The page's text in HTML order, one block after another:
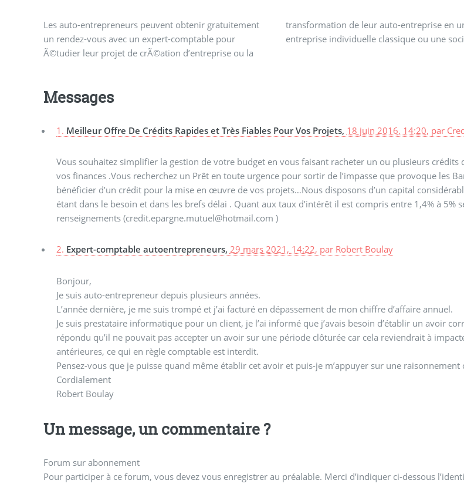
Les auto-entrepreneurs peuvent obtenir gratuitement
un rendez-vous avec un expert-comptable pour
Ã©tudier leur projet de crÃ©ation d’entreprise ou la
transformation de leur auto-entreprise en une
entreprise individuelle classique ou une
Messages
1. Meilleur Offre De Crédits Rapides et Très Fiables Pour Vos Projets, 18 juin 2016, 14:20, par
Vous souhaitez simplifier la gestion de votre budget en vous faisant racheter un ou plusieurs
vos finances .Vous recherchez un Prêt en toute urgence pour sortir de l’impasse que provoque les
bénéficier d’un crédit pour la mise en œuvre de vos projets…Nous disposons d’un capital
étant dans le besoin et dans les brefs délai . Quant aux taux d’intérêt il est compris entre 1,4% à
renseignements (credit.epargne.mutuel@hotmail.com )
2. Expert-comptable autoentrepreneurs, 29 mars 2021, 14:22, par Robert Boulay
Bonjour,
Je suis auto-entrepreneur depuis plusieurs années.
L’année dernière, je me suis trompé et j’ai facturé en dépassement de mon chiffre d’affaire annuel.
Je suis prestataire informatique pour un client, je l’ai informé que j’avais besoin d’établir un avoir
répondu qu’il ne pouvait pas accepter un avoir sur une période clôturée car cela reviendrait à
antérieures, ce qui en règle comptable est interdit.
Pensez-vous que je puisse quand même établir cet avoir et puis-je m’appuyer sur une raisonnement
Cordialement
Robert Boulay
Un message, un commentaire ?
Forum sur abonnement
Pour participer à ce forum, vous devez vous enregistrer au préalable. Merci d’indiquer ci-dessous